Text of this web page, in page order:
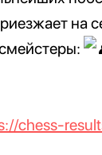
на
chess-